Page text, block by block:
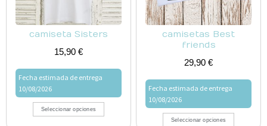
camiseta Sisters
15,90 €
Fecha estimada de entrega
10/08/2026
Seleccionar opciones
camisetas Best
friends
29,90 €
Fecha estimada de entrega
10/08/2026
Seleccionar opciones